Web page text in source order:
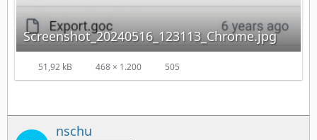
Screenshot_20240516_123113_Chrome.jpg
51,92 kB 468 × 1.200 505
nschu